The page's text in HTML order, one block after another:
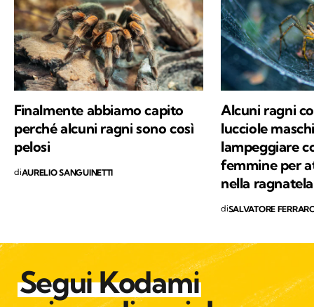
Finalmente abbiamo capito
perché alcuni ragni sono così
pelosi
diAURELIO SANGUINETTI
Alcuni ragni
lucciole
lampeggiare
femmine per
nella ragnatela
diSALVATORE
Segui Kodami